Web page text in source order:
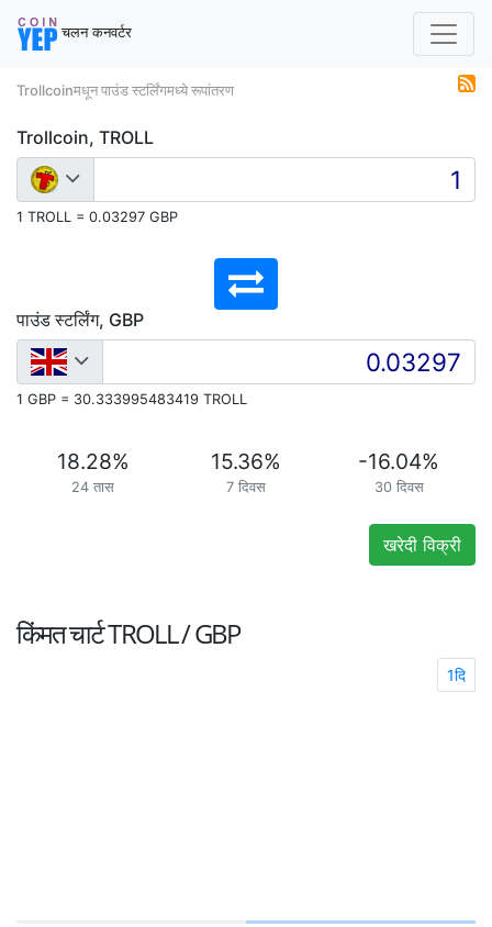
चलन कनवर्टर
Trollcoinमधून पाउंड स्टर्लिंगमध्ये रूपांतरण
Trollcoin, TROLL
1 TROLL = 0.03297 GBP
पाउंड स्टर्लिंग, GBP
1 GBP = 30.333995483419 TROLL
18.28%
24 तास
15.36%
7 दिवस
-16.04%
30 दिवस
खरेदी विक्री
किंमत चार्टTROLL / GBP
1दि